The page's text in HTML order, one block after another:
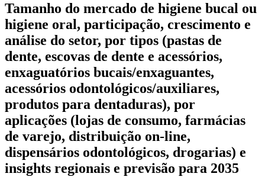
Tamanho do mercado de higiene bucal ou
higiene oral, participação, crescimento e
análise do setor, por tipos (pastas de
dente, escovas de dente e acessórios,
enxaguatórios bucais/enxaguantes,
acessórios odontológicos/auxiliares,
produtos para dentaduras), por
aplicações (lojas de consumo, farmácias
de varejo, distribuição on-line,
dispensários odontológicos, drogarias) e
insights regionais e previsão para 2035